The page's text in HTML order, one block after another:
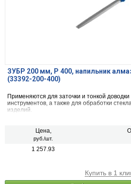
ЗУБР 200 мм, Р 400, напильник
(33392-200-400)
Применяются для заточки и тонкой
инструментов, а также для обработки
изделий.
Цена,
руб./шт.
1 257.93
Купить в 1